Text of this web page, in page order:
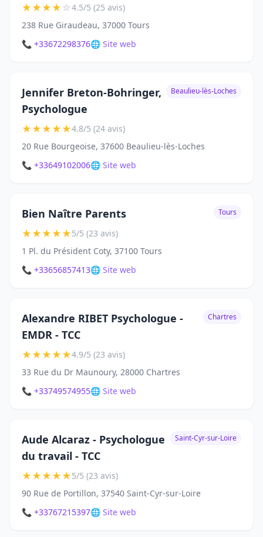
★★★★☆4.5/5 (25 avis)
238 Rue Giraudeau, 37000 Tours
📞 +33672298376🌐 Site web
Jennifer Breton-Bohringer,
Psychologue
Beaulieu-lès-Loches
★★★★★4.8/5 (24 avis)
20 Rue Bourgeoise, 37600 Beaulieu-lès-Loches
📞 +33649102006🌐 Site web
Bien Naître Parents Tours
★★★★★5/5 (23 avis)
1 Pl. du Président Coty, 37100 Tours
📞 +33656857413🌐 Site web
Alexandre RIBET Psychologue -
EMDR - TCC
Chartres
★★★★★4.9/5 (23 avis)
33 Rue du Dr Maunoury, 28000 Chartres
📞 +33749574955🌐 Site web
Aude Alcaraz - Psychologue
du travail - TCC
Saint-Cyr-sur-Loire
★★★★★5/5 (23 avis)
90 Rue de Portillon, 37540 Saint-Cyr-sur-Loire
📞 +33767215397🌐 Site web